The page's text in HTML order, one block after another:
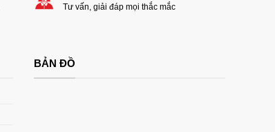
Tư vấn, giải đáp mọi thắc mắc
BẢN ĐỒ